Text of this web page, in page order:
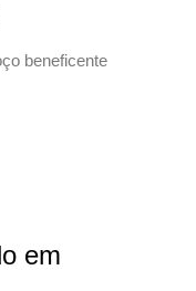
beneficente
em